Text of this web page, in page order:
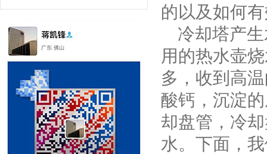
的以及如何
冷却塔产生
用的热水壶
多，收到高
酸钙，沉淀
却盘管，冷
水。下面，